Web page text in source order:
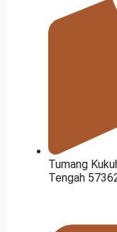
Tumang
Tengah